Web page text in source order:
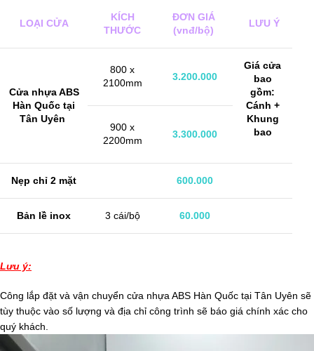
LOẠI CỬA
KÍCH
THƯỚC
ĐƠN GIÁ
(vnđ/bộ)
LƯU Ý
Cửa nhựa ABS
Hàn Quốc tại
Tân Uyên
800 x
2100mm
3.200.000
Giá cửa
bao
gồm:
Cánh +
Khung
bao
900 x
2200mm
3.300.000
Nẹp chỉ 2 mặt 600.000
Bản lề inox 3 cái/bộ 60.000
Lưu ý:
Công lắp đặt và vận chuyển cửa nhựa ABS Hàn Quốc tại Tân Uyên sẽ
tùy thuộc vào số lượng và địa chỉ công trình sẽ báo giá chính xác cho
quý khách.